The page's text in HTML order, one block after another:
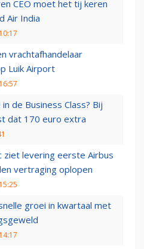
CEO moet het tij keren
Air India
vrachtafhandelaar
Luik Airport
de Business Class? Bij
dat 170 euro extra
ziet levering eerste Airbus
vertraging oplopen
groei in kwartaal met